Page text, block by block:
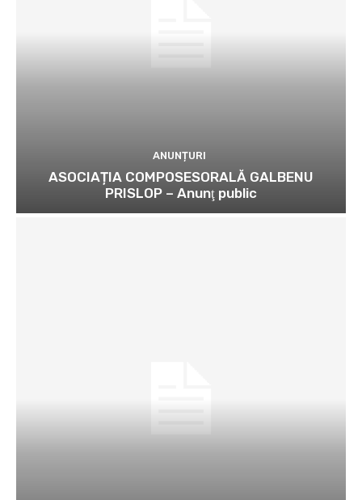
ANUNȚURI
ASOCIAȚIA COMPOSESORALĂ GALBENU
PRISLOP – Anunţ public